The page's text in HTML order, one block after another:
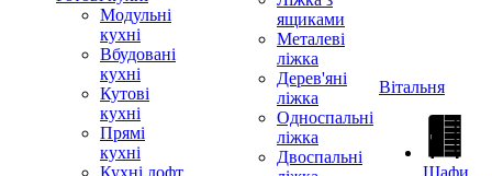
Модульні
кухні
Вбудовані
кухні
Кутові
кухні
Прямі
кухні
Кухні лофт
ящиками
Металеві
ліжка
Дерев'яні
ліжка
Односпальні
ліжка
Двоспальні
Вітальня
Шафи